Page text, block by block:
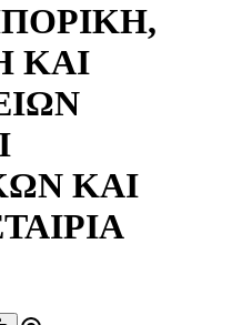
ΚΑΙ
ΚΑΙ